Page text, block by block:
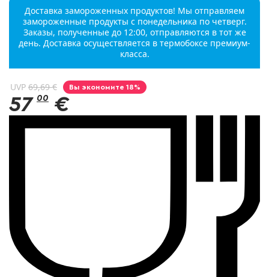
Доставка замороженных продуктов! Мы отправляем
замороженные продукты с понедельника по четверг.
Заказы, полученные до 12:00, отправляются в тот же
день. Доставка осуществляется в термобоксе премиум-
класса.
UVP 69,69 € Вы экономите 18%
57 00 €